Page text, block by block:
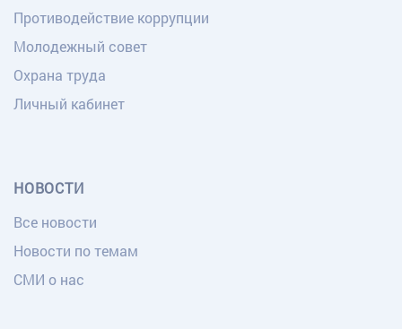
Противодействие коррупции
Молодежный совет
Охрана труда
Личный кабинет
НОВОСТИ
Все новости
Новости по темам
СМИ о нас